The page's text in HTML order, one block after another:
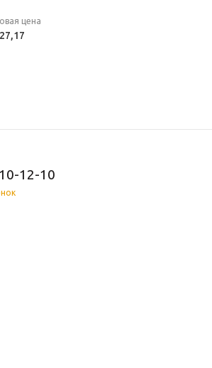
цена
12-10